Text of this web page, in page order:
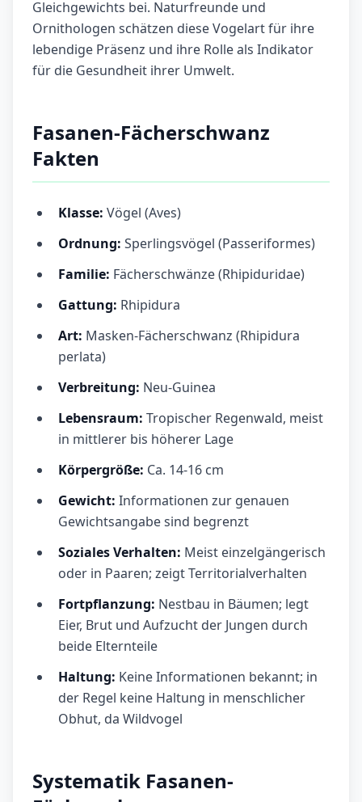
Gleichgewichts bei. Naturfreunde und
Ornithologen schätzen diese Vogelart für ihre
lebendige Präsenz und ihre Rolle als Indikator
für die Gesundheit ihrer Umwelt.
Fasanen-Fächerschwanz
Fakten
Klasse: Vögel (Aves)
Ordnung: Sperlingsvögel (Passeriformes)
Familie: Fächerschwänze (Rhipiduridae)
Gattung: Rhipidura
Art: Masken-Fächerschwanz (Rhipidura
perlata)
Verbreitung: Neu-Guinea
Lebensraum: Tropischer Regenwald, meist
in mittlerer bis höherer Lage
Körpergröße: Ca. 14-16 cm
Gewicht: Informationen zur genauen
Gewichtsangabe sind begrenzt
Soziales Verhalten: Meist einzelgängerisch
oder in Paaren; zeigt Territorialverhalten
Fortpflanzung: Nestbau in Bäumen; legt
Eier, Brut und Aufzucht der Jungen durch
beide Elternteile
Haltung: Keine Informationen bekannt; in
der Regel keine Haltung in menschlicher
Obhut, da Wildvogel
Systematik Fasanen-